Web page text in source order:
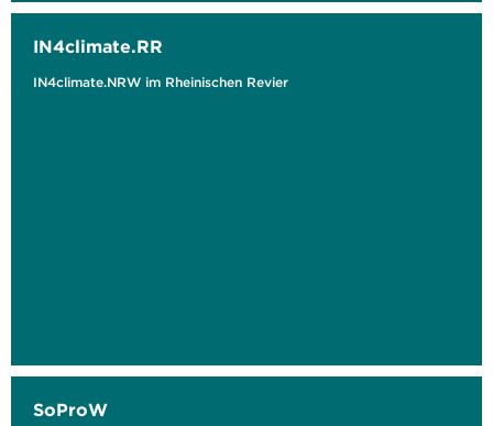
IN4climate.RR
IN4climate.NRW im Rheinischen Revier
SoProW